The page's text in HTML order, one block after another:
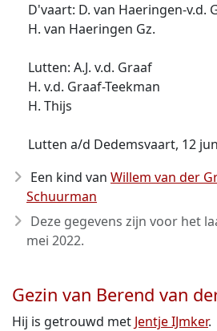
D'vaart: D. van Haeringen-v.d.
H. van Haeringen Gz.
Lutten: A.J. v.d. Graaf
H. v.d. Graaf-Teekman
H. Thijs
Lutten a/d Dedemsvaart, 12
Een kind van Willem van der
Schuurman
Deze gegevens zijn voor het
mei 2022.
Gezin van Berend van
Hij is getrouwd met Jentje IJmker.